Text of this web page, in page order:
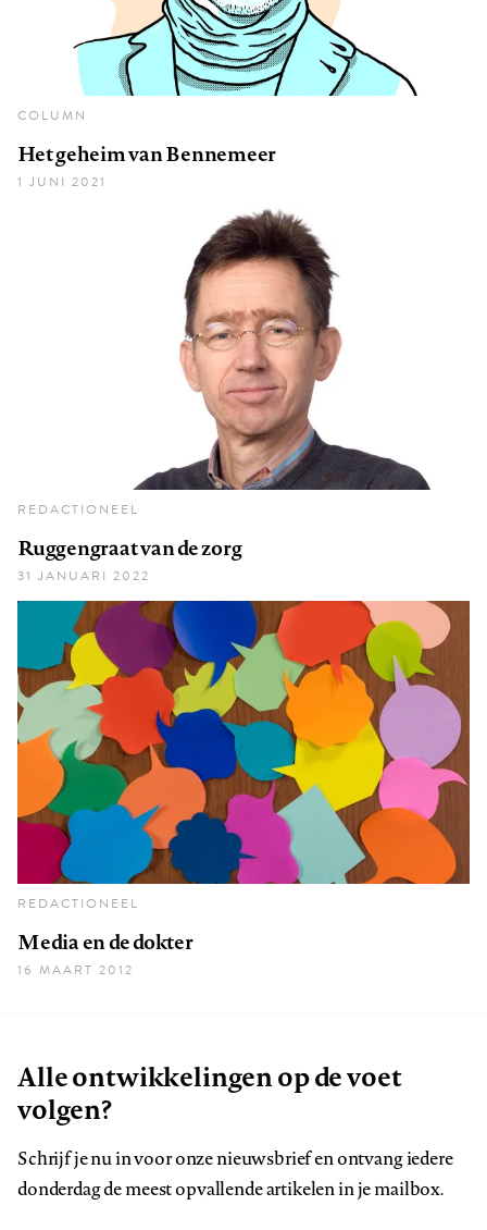
COLUMN
Het geheim van Bennemeer
1 JUNI 2021
REDACTIONEEL
Ruggengraat van de zorg
31 JANUARI 2022
REDACTIONEEL
Media en de dokter
16 MAART 2012
Alle ontwikkelingen op de voet
volgen?
Schrijf je nu in voor onze nieuwsbrief en ontvang iedere
donderdag de meest opvallende artikelen in je mailbox.